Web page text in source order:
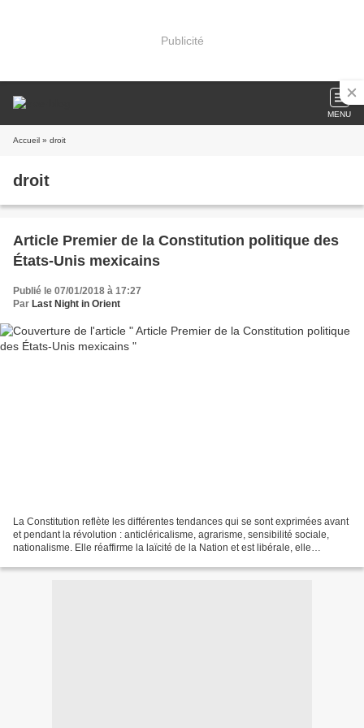
Publicité
MENU
Accueil » droit
droit
Article Premier de la Constitution politique des
États-Unis mexicains
Publié le 07/01/2018 à 17:27
Par Last Night in Orient
La Constitution reflète les différentes tendances qui se sont exprimées avant
et pendant la révolution : anticléricalisme, agrarisme, sensibilité sociale,
nationalisme. Elle réaffirme la laïcité de la Nation et est libérale, elle